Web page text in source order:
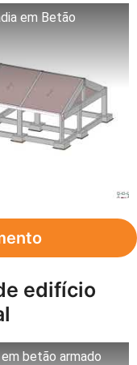
em Betão
edifício
betão armado